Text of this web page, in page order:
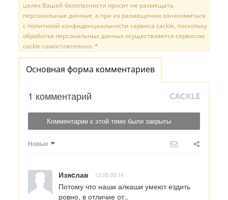
целях Вашей безопасности просит не размещать
персональные данные, а при их размещении ознакомиться
с политикой конфиденциальности сервиса cackle, поскольку
обработка персональных данных осуществляется сервисом
cackle самостоятельно. *
Основная форма комментариев
1 комментарий
Комментарии к этой теме были закрыты
Новые
Изяcлав 12.05 03:14
Потому что наши алкаши умеют ездить
ровно, в отличие от..